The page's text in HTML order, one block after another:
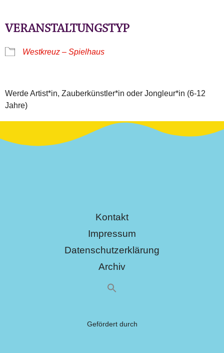
VERANSTALTUNGSTYP
Westkreuz – Spielhaus
Werde Artist*in, Zauberkünstler*in oder Jongleur*in (6-12
Jahre)
Kontakt
Impressum
Datenschutzerklärung
Archiv
Gefördert durch